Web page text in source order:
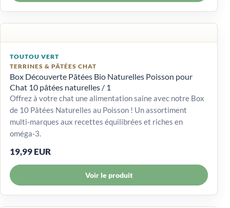
TOUTOU VERT
TERRINES & PÂTÉES CHAT
Box Découverte Pâtées Bio Naturelles Poisson pour
Chat 10 pâtées naturelles / 1
Offrez à votre chat une alimentation saine avec notre Box
de 10 Pâtées Naturelles au Poisson ! Un assortiment
multi-marques aux recettes équilibrées et riches en
oméga-3.
19,99 EUR
Voir le produit